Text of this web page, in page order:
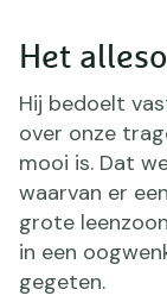
Het
Hij bedoelt
over onze
mooi is. Dat
waarvan er
grote
in een
gegeten.